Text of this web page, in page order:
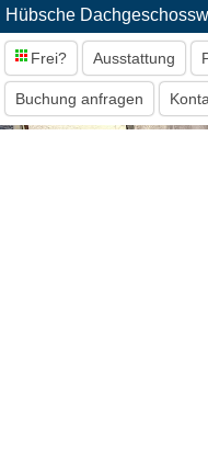
Hübsche
Frei? Ausstattung
Buchung anfragen